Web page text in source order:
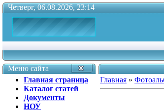
Четверг, 06.08.2026, 23:14
Меню сайта
Главная страница
Каталог статей
Документы
НОУ
Главная »